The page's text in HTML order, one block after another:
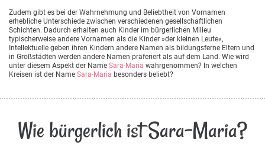
Zudem gibt es bei der Wahrnehmung und Beliebtheit von Vornamen
erhebliche Unterschiede zwischen verschiedenen gesellschaftlichen
Schichten. Dadurch erhalten auch Kinder im bürgerlichen Milieu
typischerweise andere Vornamen als die Kinder »der kleinen Leute«,
Intellektuelle geben ihren Kindern andere Namen als bildungsferne Eltern und
in Großstädten werden andere Namen präferiert als auf dem Land. Wie wird
unter diesem Aspekt der Name Sara-Maria wahrgenommen? In welchen
Kreisen ist der Name Sara-Maria besonders beliebt?
Wie bürgerlich ist Sara-Maria?